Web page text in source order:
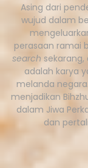
Asing dari
wujud dalam
perasaan ramai
search
adalah karya
melanda
menjadikan
dalam Jiwa
dan